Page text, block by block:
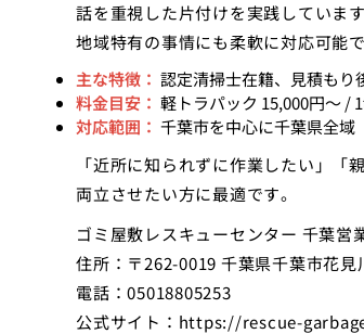
話を重視した片付けを実践していま
地域特有の事情にも柔軟に対応可能で
主な特徴： 認定清掃士在籍、見積もり
料金目安： 軽トラパック 15,000円〜 /
対応範囲： 千葉市を中心に千葉県全域
「近所に知られずに作業したい」
両立させたい方に最適です。
ゴミ屋敷レスキューセンター 千葉営
住所：〒262-0019 千葉県千葉市花見
電話：05018805253
公式サイト： https://rescue-